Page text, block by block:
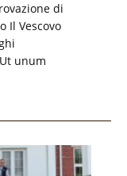
di
Il Vescovo
unum